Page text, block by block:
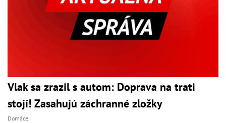
Vlak sa zrazil s autom: Doprava na trati
stojí! Zasahujú záchranné zložky
Domáce